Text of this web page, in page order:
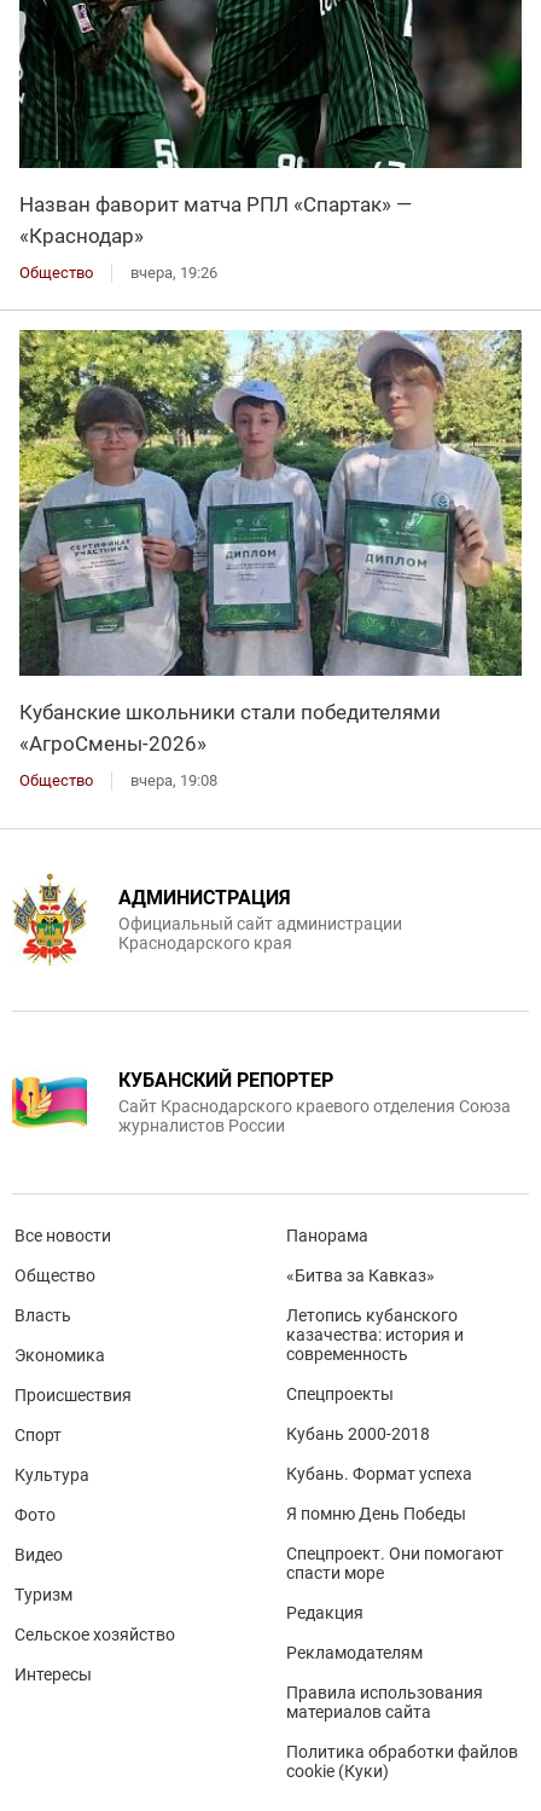
Назван фаворит матча РПЛ «Спартак» —
«Краснодар»
Общество вчера, 19:26
Кубанские школьники стали победителями
«АгроСмены-2026»
Общество вчера, 19:08
АДМИНИСТРАЦИЯ
Официальный сайт администрации
Краснодарского края
КУБАНСКИЙ РЕПОРТЕР
Сайт Краснодарского краевого отделения Союза
журналистов России
Все новости
Общество
Власть
Экономика
Происшествия
Спорт
Культура
Фото
Видео
Туризм
Сельское хозяйство
Интересы
Панорама
«Битва за Кавказ»
Летопись кубанского
казачества: история и
современность
Спецпроекты
Кубань 2000-2018
Кубань. Формат успеха
Я помню День Победы
Спецпроект. Они помогают
спасти море
Редакция
Рекламодателям
Правила использования
материалов сайта
Политика обработки файлов
cookie (Куки)